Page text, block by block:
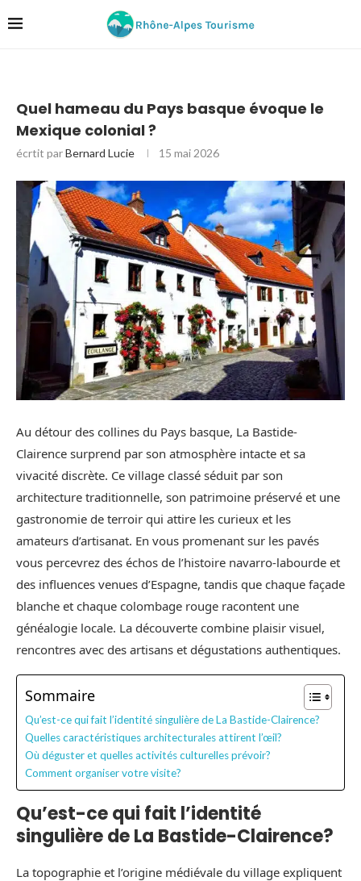
Quel hameau du Pays basque évoque le
Mexique colonial ?
écrtit parBernard Lucie 15 mai 2026
Au détour des collines du Pays basque, La Bastide-
Clairence surprend par son atmosphère intacte et sa
vivacité discrète. Ce village classé séduit par son
architecture traditionnelle, son patrimoine préservé et une
gastronomie de terroir qui attire les curieux et les
amateurs d’artisanat. En vous promenant sur les pavés
vous percevrez des échos de l’histoire navarro-labourde et
des influences venues d’Espagne, tandis que chaque façade
blanche et chaque colombage rouge racontent une
généalogie locale. La découverte combine plaisir visuel,
rencontres avec des artisans et dégustations authentiques.
Sommaire
Qu’est-ce qui fait l’identité singulière de La Bastide-Clairence?
Quelles caractéristiques architecturales attirent l’œil?
Où déguster et quelles activités culturelles prévoir?
Comment organiser votre visite?
Qu’est-ce qui fait l’identité
singulière de La Bastide-Clairence?
La topographie et l’origine médiévale du village expliquent